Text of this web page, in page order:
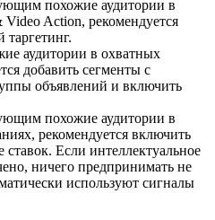
похожие аудитории в
Action, рекомендуется
аудитории в охватных
добавить сегменты с
объявлений и включить
похожие аудитории в
рекомендуется включить
ставок. Если интеллектуальное
ничего предпринимать не
используют сигналы